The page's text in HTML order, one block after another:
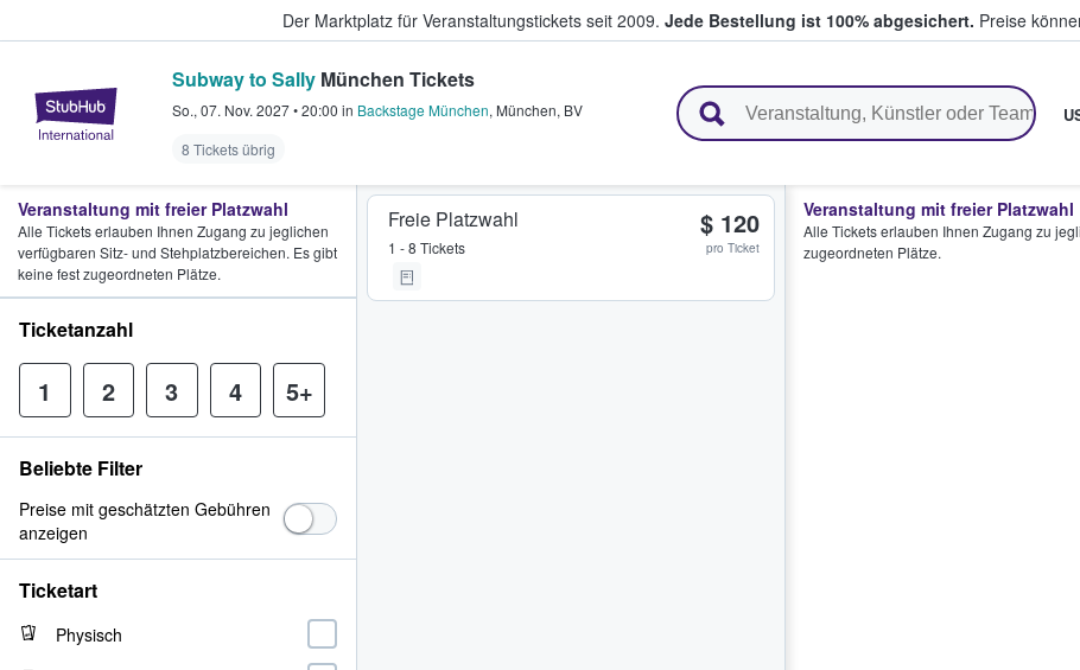
Der Marktplatz für Veranstaltungstickets seit 2009. Jede Bestellung ist 100% abgesichert. Preise
StubHub - Wo Fans Tickets kaufen & verkaufen
Subway to Sally München Tickets
So., 07. Nov. 2027•20:00 in Backstage München, München, BV
8 Tickets übrig
Freie Platzwahl
1 - 8 Tickets
$ 120
pro Ticket
Veranstaltung mit freier Platzwahl
Alle Tickets erlauben Ihnen Zugang zu
zugeordneten Plätze.
Veranstaltung mit freier Platzwahl
Alle Tickets erlauben Ihnen Zugang zu jeglichen
verfügbaren Sitz- und Stehplatzbereichen. Es gibt
keine fest zugeordneten Plätze.
Ticketanzahl
1 2 3 4 5+
Beliebte Filter
Preise mit geschätzten Gebühren
anzeigen
Ticketart
Physisch